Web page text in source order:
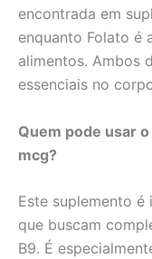
encontrada em
enquanto Folato é
alimentos. Ambos
essenciais no
Quem pode usar
mcg?
Este suplemento
que buscam
B9. É